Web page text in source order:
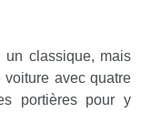
un classique, mais
avec quatre
portières pour y